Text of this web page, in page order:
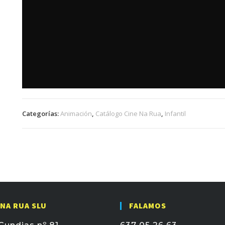
Categorías:Animación, Catálogo Cine Na Rua, Infantil
RUA SLU FALAMOS